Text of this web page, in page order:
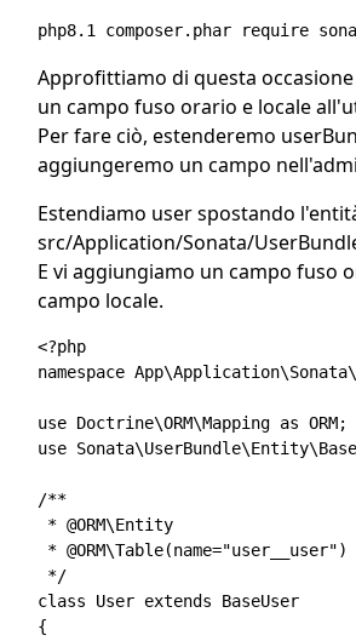
Approfittiamo di questa
un campo fuso orario e locale
Per fare ciò, estenderemo
aggiungeremo un campo
Estendiamo user spostando
src/Application/Sonata/
E vi aggiungiamo un campo fuso
campo locale.
<?php
namespace
use Doctrine\ORM\Mapping as ORM;
use
/**
* @ORM\Entity
* @ORM\Table(name="user__user")
*/
class User extends BaseUser
{